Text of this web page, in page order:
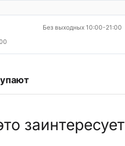
Без выходных 10:00-21:00
заинтересует